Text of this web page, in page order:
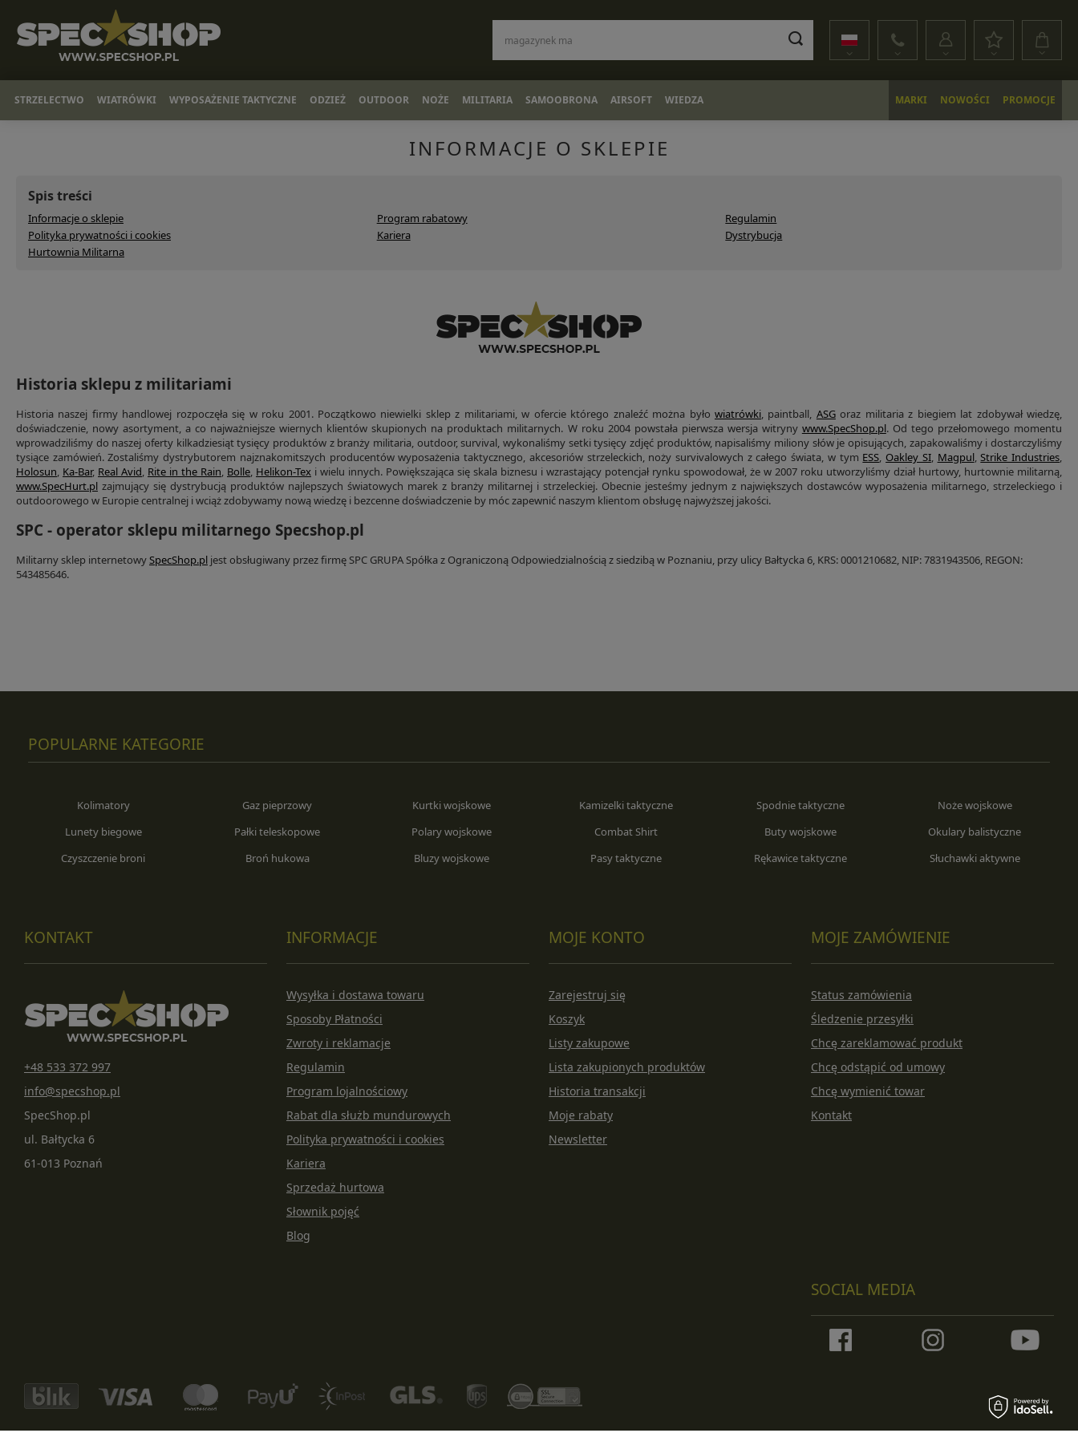
STRZELECTWO WIATRÓWKI WYPOSAŻENIE TAKTYCZNE ODZIEŻ OUTDOOR NOŻE MILITARIA SAMOOBRONA AIRSOFT WIEDZA MARKI NOWOŚCI PROMOCJE
INFORMACJE O SKLEPIE
Spis treści
Informacje o sklepie Program rabatowy
Regulamin
Polityka prywatności i cookies
Kariera
Dystrybucja
Hurtownia Militarna
Historia sklepu z militariami
Historia naszej firmy handlowej rozpoczęła się w roku 2001. Początkowo niewielki sklep z militariami, w ofercie którego znaleźć można było wiatrówki, paintball, ASGoraz militaria z biegiem lat zdobywał wiedzę,
doświadczenie, nowy asortyment, a co najważniejsze wiernych klientów skupionych na produktach militarnych. W roku 2004 powstała pierwsza wersja witryny www.SpecShop.pl. Od tego przełomowego momentu
wprowadziliśmy do naszej oferty kilkadziesiąt tysięcy produktów z branży militaria, outdoor, survival, wykonaliśmy setki tysięcy zdjęć produktów, napisaliśmy miliony słów je opisujących, zapakowaliśmy i dostarczyliśmy
tysiące zamówień. Zostaliśmy dystrybutorem najznakomitszych producentów wyposażenia taktycznego, akcesoriów strzeleckich, noży survivalowych z całego świata, w tym ESS, Oakley SI, Magpul,Strike Industries,
Holosun, Ka-Bar, Real Avid, Rite in the Rain, Bolle, Helikon-Tex i wielu innych. Powiększająca się skala biznesu i wzrastający potencjał rynku spowodował, że w 2007 roku utworzyliśmy dział hurtowy, hurtownie militarną,
www.SpecHurt.pl zajmujący się dystrybucją produktów najlepszych światowych marek z branży militarnej i strzeleckiej. Obecnie jesteśmy jednym z największych dostawców wyposażenia militarnego, strzeleckiego i
outdoorowego w Europie centralnej i wciąż zdobywamy nową wiedzę i bezcenne doświadczenie by móc zapewnić naszym klientom obsługę najwyższej jakości.
SPC - operator sklepu militarnego Specshop.pl
Militarny sklep internetowySpecShop.pl jest obsługiwany przez firmę SPC GRUPA Spółka z Ograniczoną Odpowiedzialnością z siedzibą w Poznaniu, przy ulicy Bałtycka 6, KRS: 0001210682, NIP: 7831943506, REGON:
543485646.
POPULARNE KATEGORIE
Kolimatory
Lunety biegowe
Czyszczenie broni
Gaz pieprzowy
Pałki teleskopowe
Broń hukowa
Kurtki wojskowe
Polary wojskowe
Bluzy wojskowe
Kamizelki taktyczne
Combat Shirt
Pasy taktyczne
Spodnie taktyczne
Buty wojskowe
Rękawice taktyczne
Noże wojskowe
Okulary balistyczne
Słuchawki aktywne
MOJE ZAMÓWIENIE
Status zamówienia
Śledzenie przesyłki
Chcę zareklamować produkt
Chcę odstąpić od umowy
Chcę wymienić towar
Kontakt
MOJE KONTO
Zarejestruj się
Koszyk
Listy zakupowe
Lista zakupionych produktów
Historia transakcji
Moje rabaty
Newsletter
KONTAKT
+48 533 372 997
info@specshop.pl
SpecShop.pl
ul. Bałtycka 6
61-013 Poznań
INFORMACJE
Wysyłka i dostawa towaru
Sposoby Płatności
Zwroty i reklamacje
Regulamin
Program lojalnościowy
Rabat dla służb mundurowych
Polityka prywatności i cookies
Kariera
Sprzedaż hurtowa
Słownik pojęć
Blog
SOCIAL MEDIA